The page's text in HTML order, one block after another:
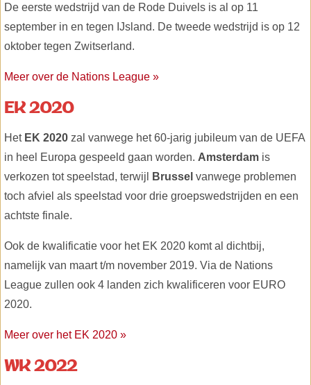
De eerste wedstrijd van de Rode Duivels is al op 11
september in en tegen IJsland. De tweede wedstrijd is op 12
oktober tegen Zwitserland.
Meer over de Nations League »
EK 2020
Het EK 2020 zal vanwege het 60-jarig jubileum van de UEFA
in heel Europa gespeeld gaan worden. Amsterdam is
verkozen tot speelstad, terwijl
Brussel vanwege problemen
toch afviel als speelstad voor drie groepswedstrijden en een
achtste finale.
Ook de kwalificatie voor het EK 2020 komt al dichtbij,
namelijk van maart t/m november 2019. Via de Nations
League zullen ook 4 landen zich kwalificeren voor EURO
2020.
Meer over het EK 2020 »
WK 2022